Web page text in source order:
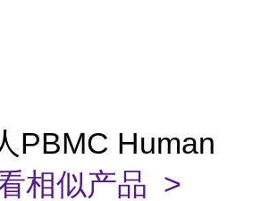
PBMC Human
相似产品 >